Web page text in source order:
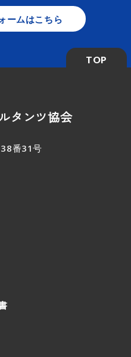
ームはこちら
タンツ協会
番31号
TOP